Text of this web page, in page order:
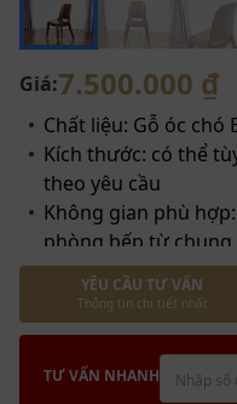
Giá:7.500.000 ₫
Chất liệu: Gỗ óc chó
Kích thước: có thể
theo yêu cầu
Không gian phù
phòng bếp từ
vườn
YÊU CẦU TƯ VẤN
Thông tin chi tiết nhất
TƯ VẤN NHANH